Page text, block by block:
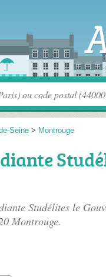
Seine > Montrouge
Studélites le
Montrouge.